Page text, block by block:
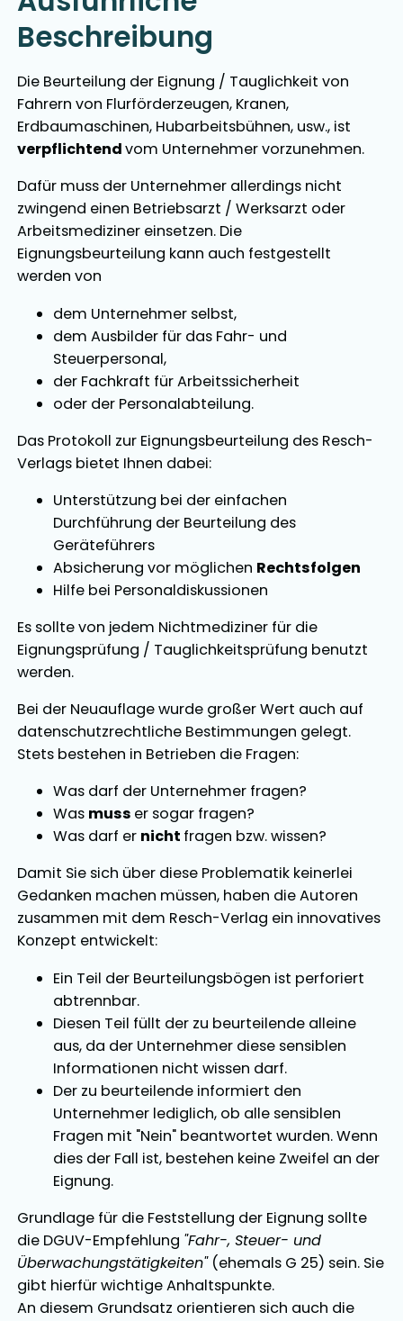
Beschreibung
Die Beurteilung der Eignung / Tauglichkeit von
Fahrern von Flurförderzeugen, Kranen,
Erdbaumaschinen, Hubarbeitsbühnen, usw., ist
verpflichtendvom Unternehmer vorzunehmen.
Dafür muss der Unternehmer allerdings nicht
zwingend einen Betriebsarzt / Werksarzt oder
Arbeitsmediziner einsetzen. Die
Eignungsbeurteilung kann auch festgestellt
werden von
dem Unternehmer selbst,
dem Ausbilder für das Fahr- und
Steuerpersonal,
der Fachkraft für Arbeitssicherheit
oder der Personalabteilung.
Das Protokoll zur Eignungsbeurteilung des Resch-
Verlags bietet Ihnen dabei:
Unterstützung bei der einfachen
Durchführung der Beurteilung des
Geräteführers
Absicherung vor möglichen Rechtsfolgen
Hilfe bei Personaldiskussionen
Es sollte von jedem Nichtmediziner für die
Eignungsprüfung / Tauglichkeitsprüfung benutzt
werden.
Bei der Neuauflage wurde großer Wert auch auf
datenschutzrechtliche Bestimmungen gelegt.
Stets bestehen in Betrieben die Fragen:
Was darf der Unternehmer fragen?
Was muss er sogar fragen?
Was darf er nicht fragen bzw. wissen?
Damit Sie sich über diese Problematik keinerlei
Gedanken machen müssen, haben die Autoren
zusammen mit dem Resch-Verlag ein innovatives
Konzept entwickelt:
Ein Teil der Beurteilungsbögen ist perforiert
abtrennbar.
Diesen Teil füllt der zu beurteilende alleine
aus, da der Unternehmer diese sensiblen
Informationen nicht wissen darf.
Der zu beurteilende informiert den
Unternehmer lediglich, ob alle sensiblen
Fragen mit "Nein" beantwortet wurden. Wenn
dies der Fall ist, bestehen keine Zweifel an der
Eignung.
Grundlage für die Feststellung der Eignung sollte
die DGUV-Empfehlung "Fahr-, Steuer- und
Überwachungstätigkeiten"(ehemals G 25) sein. Sie
gibt hierfür wichtige Anhaltspunkte.
An diesem Grundsatz orientieren sich auch die